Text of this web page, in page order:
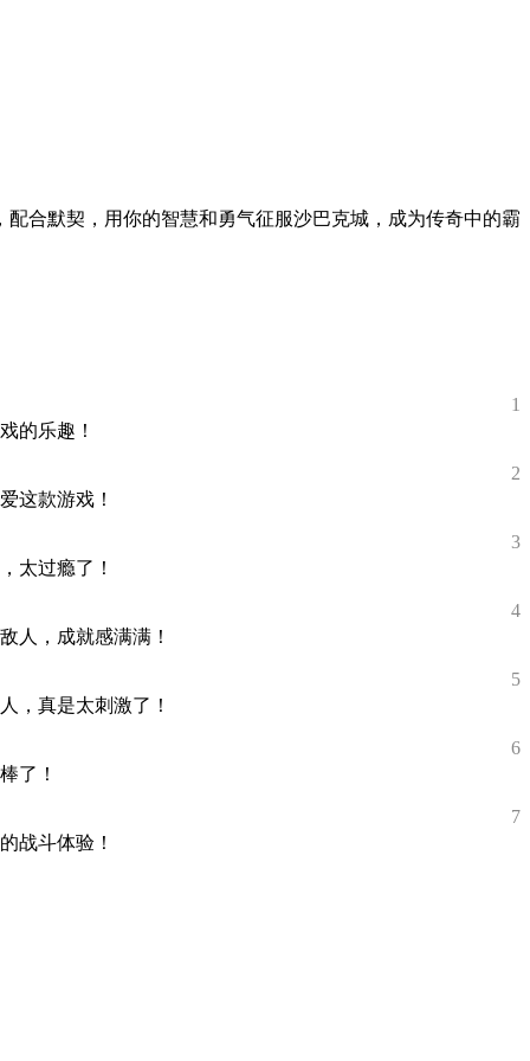
合默契，用你的智慧和勇气征服沙巴克城，成为传奇中的霸
1
的乐趣！
2
这款游戏！
3
太过瘾了！
4
人，成就感满满！
5
，真是太刺激了！
6
了！
7
战斗体验！